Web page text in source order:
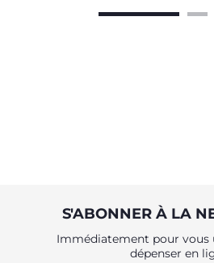
S'ABONNER À LA
Immédiatement pour vous
dépenser en